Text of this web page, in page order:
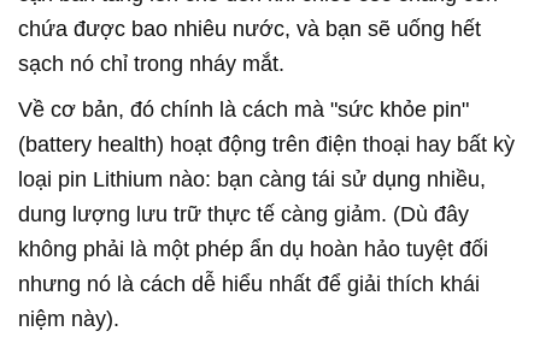
chứa được bao nhiêu nước, và bạn sẽ uống hết
sạch nó chỉ trong nháy mắt.
Về cơ bản, đó chính là cách mà "sức khỏe pin"
(battery health) hoạt động trên điện thoại hay bất kỳ
loại pin Lithium nào: bạn càng tái sử dụng nhiều,
dung lượng lưu trữ thực tế càng giảm. (Dù đây
không phải là một phép ẩn dụ hoàn hảo tuyệt đối
nhưng nó là cách dễ hiểu nhất để giải thích khái
niệm này).